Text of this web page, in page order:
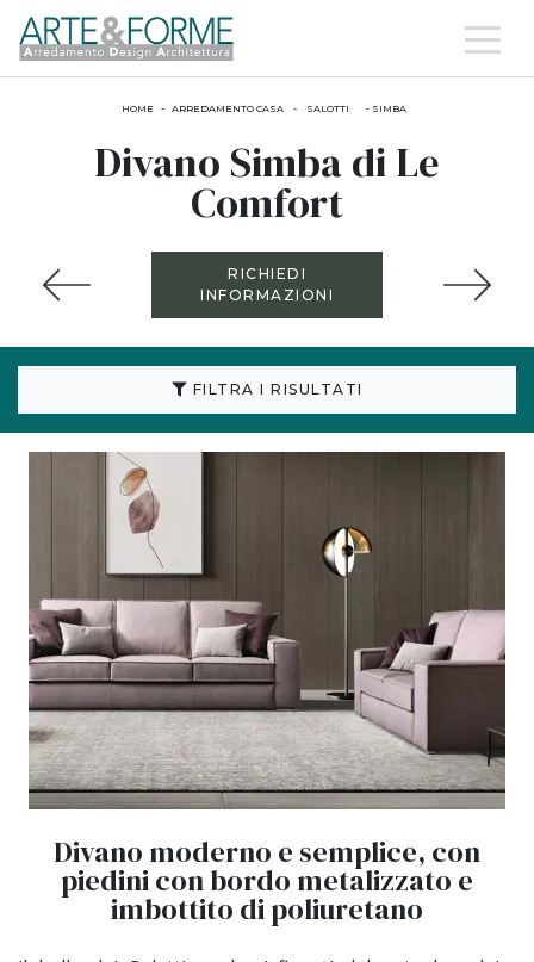
HOME - ARREDAMENTO CASA - SALOTTI - SIMBA
Divano Simba di Le
Comfort
RICHIEDI
INFORMAZIONI
FILTRA I RISULTATI
Divano moderno e semplice, con
piedini con bordo metalizzato e
imbottito di poliuretano